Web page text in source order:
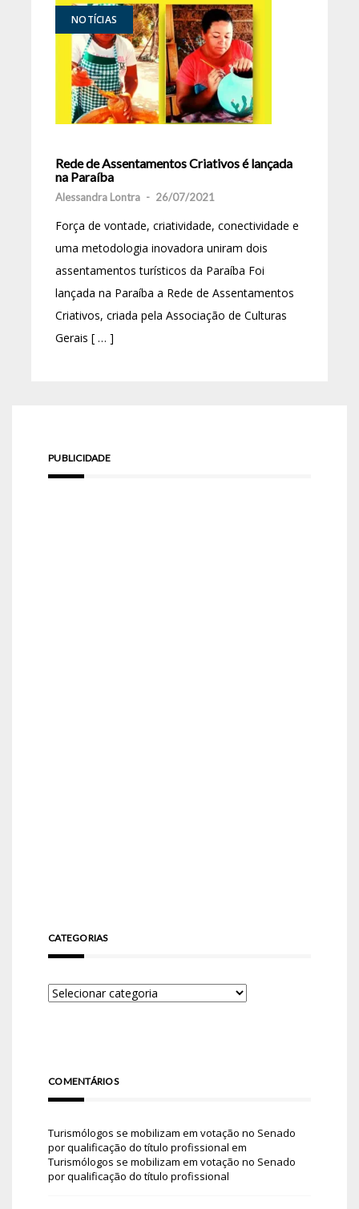
NOTÍCIAS
Rede de Assentamentos Criativos é lançada
na Paraíba
Alessandra Lontra - 26/07/2021
Força de vontade, criatividade, conectividade e
uma metodologia inovadora uniram dois
assentamentos turísticos da Paraíba Foi
lançada na Paraíba a Rede de Assentamentos
Criativos, criada pela Associação de Culturas
Gerais [ … ]
PUBLICIDADE
CATEGORIAS
COMENTÁRIOS
Turismólogos se mobilizam em votação no Senado
por qualificação do título profissional em
Turismólogos se mobilizam em votação no Senado
por qualificação do título profissional